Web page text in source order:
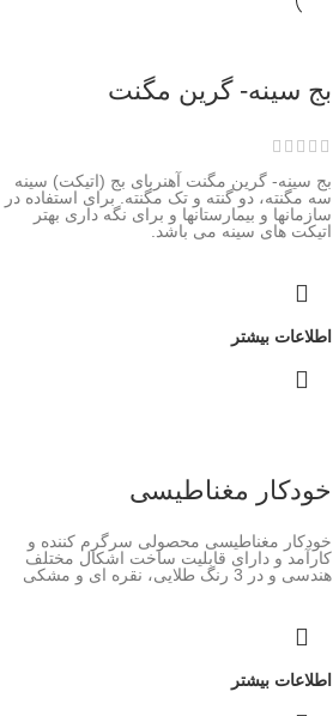
بج سینه- گرین مگنت
بج سینه- گرین مگنت آهنربای بج (اتیکت) سینه
سه مگنته، دو گنته و تک مگنته. برای استفاده در
سازمانها و بیمارستانها و برای نگه داری بهتر
اتیکت های سینه می باشد.
اطلاعات بیشتر
خودکار مغناطیسی
خودکار مغناطیسی محصولی سرگرم کننده و
کارآمد و دارای قابلیت ساخت اشکال مختلف
هندسی و در 3 رنگ طلایی، نقره ای و مشکی
اطلاعات بیشتر